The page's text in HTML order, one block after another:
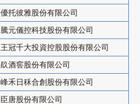
優托彼雅股份有限公司
騰元儀控科技股份有限公司
王冠千大投資控股股份有限公司
镹酒窖股份有限公司
峰禾日秝合創股份有限公司
臣唐股份有限公司